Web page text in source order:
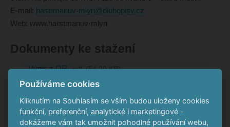
E-mail: hastrmanuv-mlyn@dluhopisy.cz
Web: www.harstmanuv-mlyn
Dokumenty ke stažení
Výpis z OR pdf 54.20 KB
Napište nám
Používáme cookies
Kliknutím na Souhlasím se vším budou uloženy cookies
funkční, preferenční, analytické i marketingové -
dokážeme vám tak umožnit pohodlné používání webu,